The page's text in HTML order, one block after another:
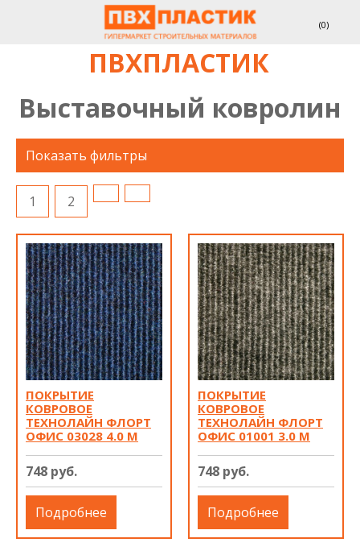
(0)
ПВХПЛАСТИК
Выставочный ковролин
Показать фильтры
1 2
ПОКРЫТИЕ
КОВРОВОЕ
ТЕХНОЛАЙН ФЛОРТ
ОФИС 03028 4.0 М
748 руб.
Подробнее
ПОКРЫТИЕ
КОВРОВОЕ
ТЕХНОЛАЙН ФЛОРТ
ОФИС 01001 3.0 М
748 руб.
Подробнее